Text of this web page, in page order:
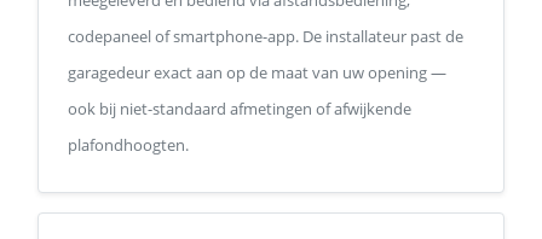
codepaneel of smartphone-app. De installateur past de
garagedeur exact aan op de maat van uw opening —
ook bij niet-standaard afmetingen of afwijkende
plafondhoogten.